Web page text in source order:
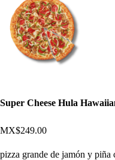
Super Cheese Hula
MX$249.00
pizza grande de jamón y piña